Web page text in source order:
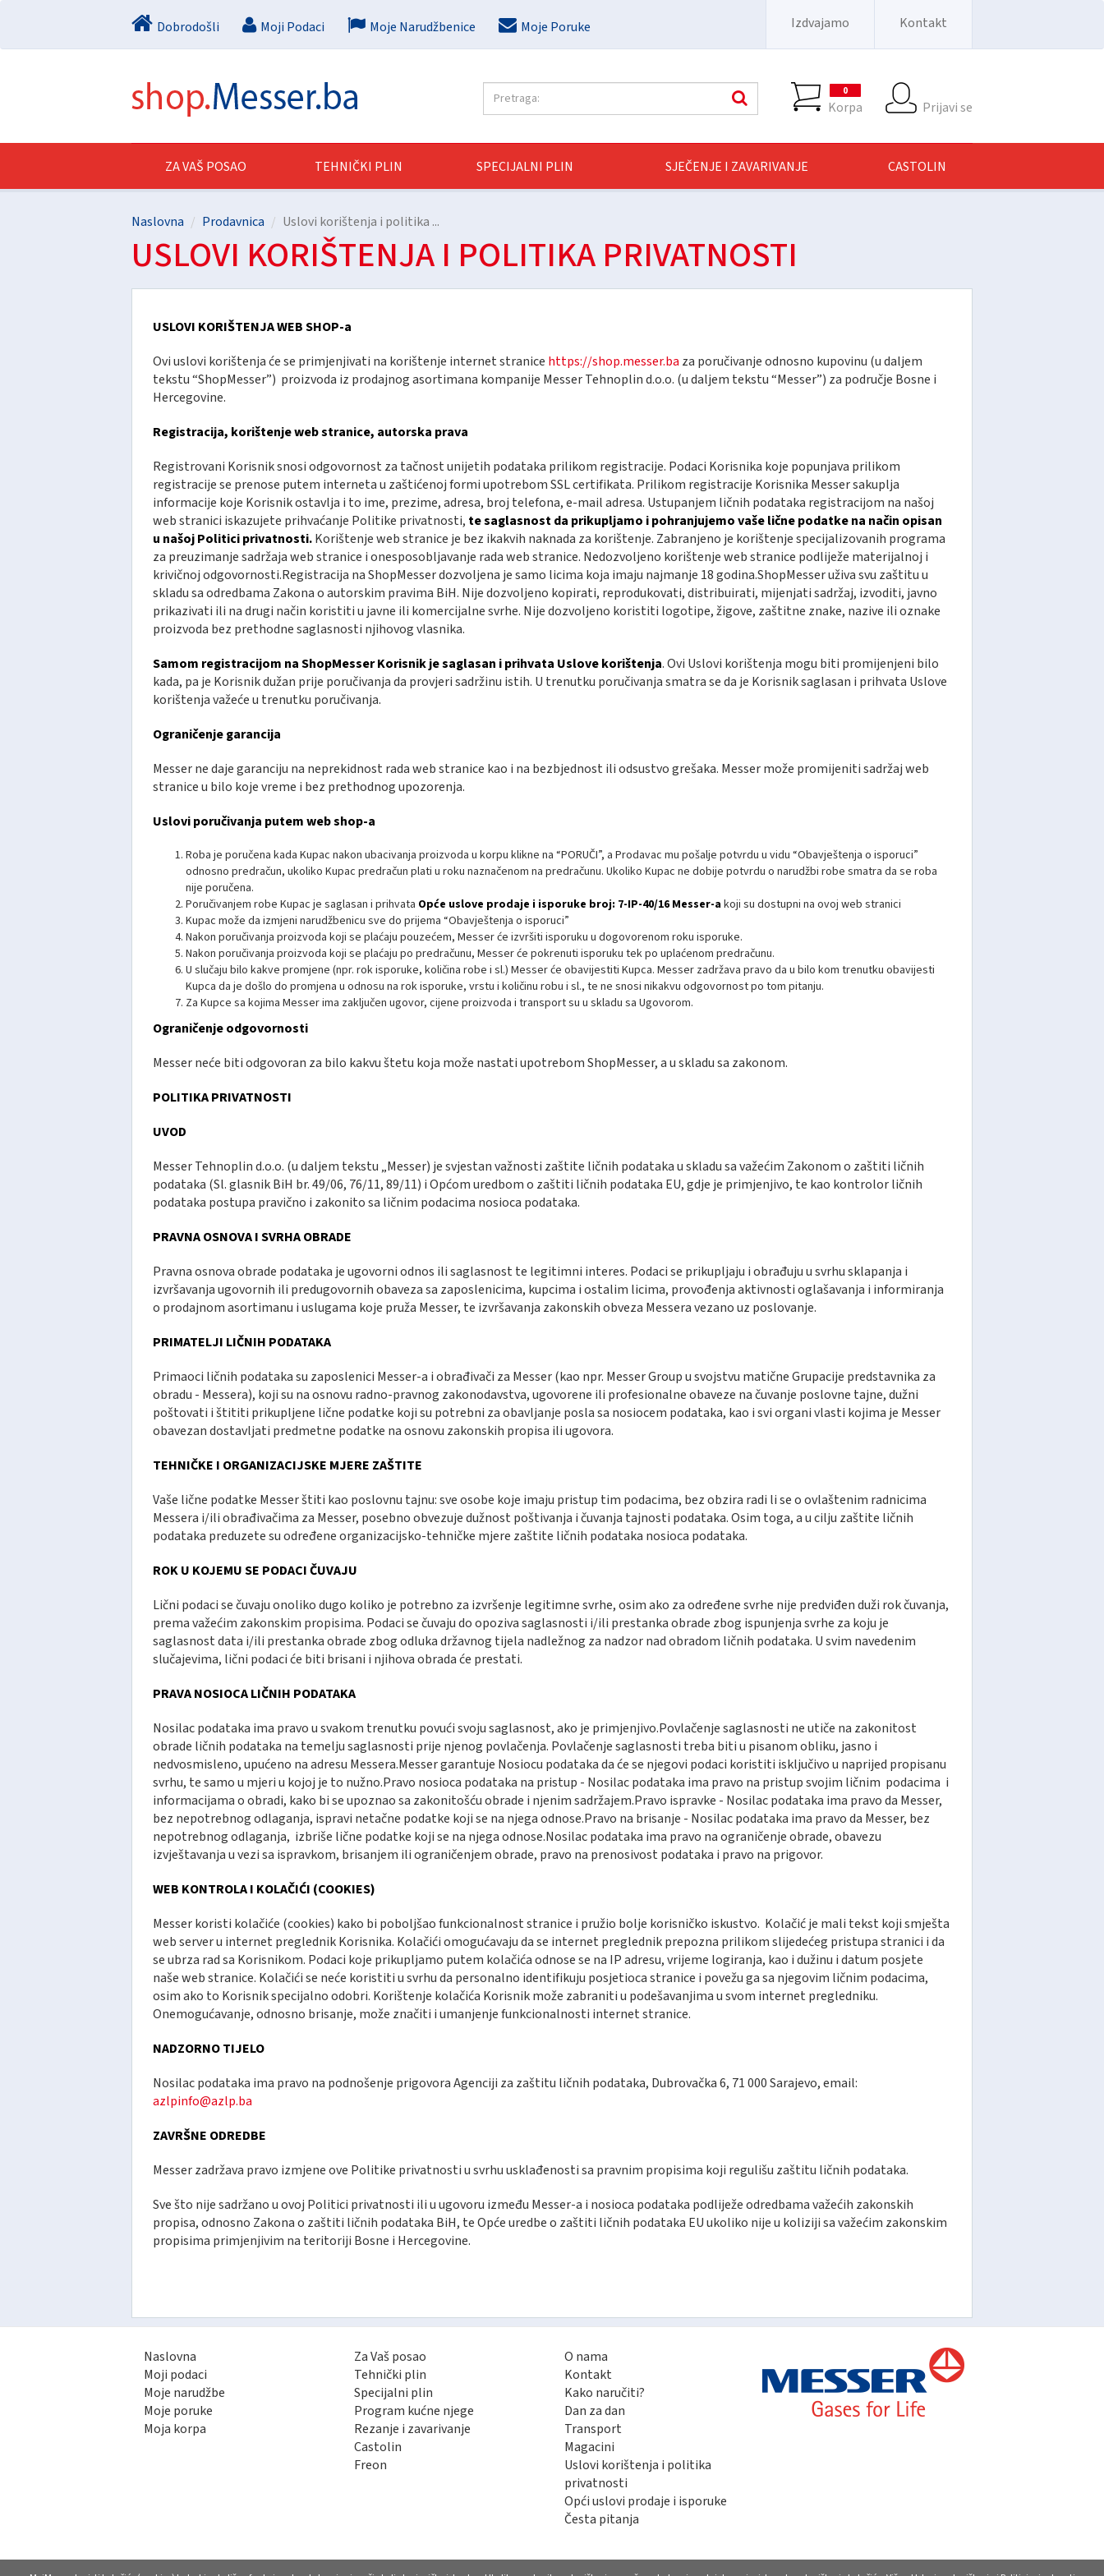
Dobrodošli Moji Podaci Moje Narudžbenice Moje Poruke Izdvajamo Kontakt
0
Korpa Prijavi se
Pretraga
ZA VAŠ POSAO TEHNIČKI PLIN SPECIJALNI PLIN SJEČENJE I ZAVARIVANJE CASTOLIN
Naslovna Prodavnica Uslovi korištenja i politika ...
USLOVI KORIŠTENJA I POLITIKA PRIVATNOSTI
USLOVI KORIŠTENJA WEB SHOP-a
Ovi uslovi korištenja će se primjenjivati na korištenje internet stranice https://shop.messer.ba za poručivanje odnosno kupovinu (u daljem
tekstu “ShopMesser”) proizvoda iz prodajnog asortimana kompanije Messer Tehnoplin d.o.o. (u daljem tekstu “Messer”) za područje Bosne i
Hercegovine.
Registracija, korištenje web stranice, autorska prava
Registrovani Korisnik snosi odgovornost za tačnost unijetih podataka prilikom registracije. Podaci Korisnika koje popunjava prilikom
registracije se prenose putem interneta u zaštićenoj formi upotrebom SSL certifikata. Prilikom registracije Korisnika Messer sakuplja
informacije koje Korisnik ostavlja i to ime, prezime, adresa, broj telefona, e-mail adresa. Ustupanjem ličnih podataka registracijom na našoj
web stranici iskazujete prihvaćanje Politike privatnosti, te saglasnost da prikupljamo i pohranjujemo vaše lične podatke na način opisan
u našoj Politici privatnosti.Korištenje web stranice je bez ikakvih naknada za korištenje. Zabranjeno je korištenje specijalizovanih programa
za preuzimanje sadržaja web stranice i onesposobljavanje rada web stranice. Nedozvoljeno korištenje web stranice podliježe materijalnoj i
krivičnoj odgovornosti.Registracija na ShopMesser dozvoljena je samo licima koja imaju najmanje 18 godina.ShopMesser uživa svu zaštitu u
skladu sa odredbama Zakona o autorskim pravima BiH. Nije dozvoljeno kopirati, reprodukovati, distribuirati, mijenjati sadržaj, izvoditi, javno
prikazivati ili na drugi način koristiti u javne ili komercijalne svrhe. Nije dozvoljeno koristiti logotipe, žigove, zaštitne znake, nazive ili oznake
proizvoda bez prethodne saglasnosti njihovog vlasnika.
Samom registracijom na ShopMesser Korisnik je saglasan i prihvata Uslove korištenja. Ovi Uslovi korištenja mogu biti promijenjeni bilo
kada, pa je Korisnik dužan prije poručivanja da provjeri sadržinu istih. U trenutku poručivanja smatra se da je Korisnik saglasan i prihvata Uslove
korištenja važeće u trenutku poručivanja.
Ograničenje garancija
Messer ne daje garanciju na neprekidnost rada web stranice kao i na bezbjednost ili odsustvo grešaka. Messer može promijeniti sadržaj web
stranice u bilo koje vreme i bez prethodnog upozorenja.
Uslovi poručivanja putem web shop-a
Roba je poručena kada Kupac nakon ubacivanja proizvoda u korpu klikne na “PORUČI”, a Prodavac mu pošalje potvrdu u vidu “Obavještenja o isporuci”
odnosno predračun, ukoliko Kupac predračun plati u roku naznačenom na predračunu. Ukoliko Kupac ne dobije potvrdu o narudžbi robe smatra da se roba
nije poručena.
Poručivanjem robe Kupac je saglasan i prihvata Opće uslove prodaje i isporuke broj: 7-IP-40/16 Messer-akoji su dostupni na ovoj web stranici
Kupac može da izmjeni narudžbenicu sve do prijema “Obavještenja o isporuci”
Nakon poručivanja proizvoda koji se plaćaju pouzećem, Messer će izvršiti isporuku u dogovorenom roku isporuke.
Nakon poručivanja proizvoda koji se plaćaju po predračunu, Messer će pokrenuti isporuku tek po uplaćenom predračunu.
U slučaju bilo kakve promjene (npr. rok isporuke, količina robe i sl.) Messer će obavijestiti Kupca. Messer zadržava pravo da u bilo kom trenutku obavijesti
Kupca da je došlo do promjena u odnosu na rok isporuke, vrstu i količinu robu i sl., te ne snosi nikakvu odgovornost po tom pitanju.
Za Kupce sa kojima Messer ima zaključen ugovor, cijene proizvoda i transport su u skladu sa Ugovorom.
Ograničenje odgovornosti
Messer neće biti odgovoran za bilo kakvu štetu koja može nastati upotrebom ShopMesser, a u skladu sa zakonom.
POLITIKA PRIVATNOSTI
UVOD
Messer Tehnoplin d.o.o. (u daljem tekstu „Messer) je svjestan važnosti zaštite ličnih podataka u skladu sa važećim Zakonom o zaštiti ličnih
podataka (Sl. glasnik BiH br. 49/06, 76/11, 89/11) i Općom uredbom o zaštiti ličnih podataka EU, gdje je primjenjivo, te kao kontrolor ličnih
podataka postupa pravično i zakonito sa ličnim podacima nosioca podataka.
PRAVNA OSNOVA I SVRHA OBRADE
Pravna osnova obrade podataka je ugovorni odnos ili saglasnost te legitimni interes. Podaci se prikupljaju i obrađuju u svrhu sklapanja i
izvršavanja ugovornih ili predugovornih obaveza sa zaposlenicima, kupcima i ostalim licima, provođenja aktivnosti oglašavanja i informiranja
o prodajnom asortimanu i uslugama koje pruža Messer, te izvršavanja zakonskih obveza Messera vezano uz poslovanje.
PRIMATELJI LIČNIH PODATAKA
Primaoci ličnih podataka su zaposlenici Messer-a i obrađivači za Messer (kao npr. Messer Group u svojstvu matične Grupacije predstavnika za
obradu - Messera), koji su na osnovu radno-pravnog zakonodavstva, ugovorene ili profesionalne obaveze na čuvanje poslovne tajne, dužni
poštovati i štititi prikupljene lične podatke koji su potrebni za obavljanje posla sa nosiocem podataka, kao i svi organi vlasti kojima je Messer
obavezan dostavljati predmetne podatke na osnovu zakonskih propisa ili ugovora.
TEHNIČKE I ORGANIZACIJSKE MJERE ZAŠTITE
Vaše lične podatke Messer štiti kao poslovnu tajnu: sve osobe koje imaju pristup tim podacima, bez obzira radi li se o ovlaštenim radnicima
Messera i/ili obrađivačima za Messer, posebno obvezuje dužnost poštivanja i čuvanja tajnosti podataka. Osim toga, a u cilju zaštite ličnih
podataka preduzete su određene organizacijsko-tehničke mjere zaštite ličnih podataka nosioca podataka.
ROK U KOJEMU SE PODACI ČUVAJU
Lični podaci se čuvaju onoliko dugo koliko je potrebno za izvršenje legitimne svrhe, osim ako za određene svrhe nije predviđen duži rok čuvanja,
prema važećim zakonskim propisima. Podaci se čuvaju do opoziva saglasnosti i/ili prestanka obrade zbog ispunjenja svrhe za koju je
saglasnost data i/ili prestanka obrade zbog odluka državnog tijela nadležnog za nadzor nad obradom ličnih podataka. U svim navedenim
slučajevima, lični podaci će biti brisani i njihova obrada će prestati.
PRAVA NOSIOCA LIČNIH PODATAKA
Nosilac podataka ima pravo u svakom trenutku povući svoju saglasnost, ako je primjenjivo.Povlačenje saglasnosti ne utiče na zakonitost
obrade ličnih podataka na temelju saglasnosti prije njenog povlačenja. Povlačenje saglasnosti treba biti u pisanom obliku, jasno i
nedvosmisleno, upućeno na adresu Messera.Messer garantuje Nosiocu podataka da će se njegovi podaci koristiti isključivo u naprijed propisanu
svrhu, te samo u mjeri u kojoj je to nužno.Pravo nosioca podataka na pristup - Nosilac podataka ima pravo na pristup svojim ličnim podacima i
informacijama o obradi, kako bi se upoznao sa zakonitošću obrade i njenim sadržajem.Pravo ispravke - Nosilac podataka ima pravo da Messer,
bez nepotrebnog odlaganja, ispravi netačne podatke koji se na njega odnose.Pravo na brisanje - Nosilac podataka ima pravo da Messer, bez
nepotrebnog odlaganja, izbriše lične podatke koji se na njega odnose.Nosilac podataka ima pravo na ograničenje obrade, obavezu
izvještavanja u vezi sa ispravkom, brisanjem ili ograničenjem obrade, pravo na prenosivost podataka i pravo na prigovor.
WEB KONTROLA I KOLAČIĆI (COOKIES)
Messer koristi kolačiće (cookies) kako bi poboljšao funkcionalnost stranice i pružio bolje korisničko iskustvo. Kolačić je mali tekst koji smješta
web server u internet preglednik Korisnika. Kolačići omogućavaju da se internet preglednik prepozna prilikom slijedećeg pristupa stranici i da
se ubrza rad sa Korisnikom. Podaci koje prikupljamo putem kolačića odnose se na IP adresu, vrijeme logiranja, kao i dužinu i datum posjete
naše web stranice. Kolačići se neće koristiti u svrhu da personalno identifikuju posjetioca stranice i povežu ga sa njegovim ličnim podacima,
osim ako to Korisnik specijalno odobri. Korištenje kolačića Korisnik može zabraniti u podešavanjima u svom internet pregledniku.
Onemogućavanje, odnosno brisanje, može značiti i umanjenje funkcionalnosti internet stranice.
NADZORNO TIJELO
Nosilac podataka ima pravo na podnošenje prigovora Agenciji za zaštitu ličnih podataka, Dubrovačka 6, 71 000 Sarajevo, email:
azlpinfo@azlp.ba
ZAVRŠNE ODREDBE
Messer zadržava pravo izmjene ove Politike privatnosti u svrhu usklađenosti sa pravnim propisima koji regulišu zaštitu ličnih podataka.
Sve što nije sadržano u ovoj Politici privatnosti ili u ugovoru između Messer-a i nosioca podataka podliježe odredbama važećih zakonskih
propisa, odnosno Zakona o zaštiti ličnih podataka BiH, te Opće uredbe o zaštiti ličnih podataka EU ukoliko nije u koliziji sa važećim zakonskim
propisima primjenjivim na teritoriji Bosne i Hercegovine.
Naslovna
Moji podaci
Moje narudžbe
Moje poruke
Moja korpa
Za Vaš posao
Tehnički plin
Specijalni plin
Program kućne njege
Rezanje i zavarivanje
Castolin
Freon
O nama
Kontakt
Kako naručiti?
Dan za dan
Transport
Magacini
Uslovi korištenja i politika
privatnosti
Opći uslovi prodaje i isporuke
Česta pitanja